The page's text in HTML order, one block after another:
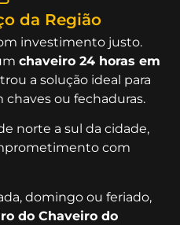
da Região
investimento justo.
chaveiro 24 horas em
a solução ideal para
ou fechaduras.
norte a sul da cidade,
com
domingo ou feriado,
do Chaveiro do